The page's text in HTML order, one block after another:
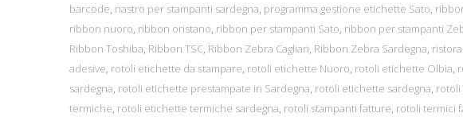
barcode, nastro per stampanti sardegna, programma gestione etichette Sato,
ribbon nuoro, ribbon oristano, ribbon per stampanti Sato, ribbon per stampanti
Ribbon Toshiba, Ribbon TSC, Ribbon Zebra Cagliari, Ribbon Zebra Sardegna,
adesive, rotoli etichette da stampare, rotoli etichette Nuoro, rotoli etichette Olbia,
sardegna, rotoli etichette prestampate in Sardegna, rotoli etichette sardegna, rotoli
termiche, rotoli etichette termiche sardegna, rotoli stampanti fatture, rotoli termici